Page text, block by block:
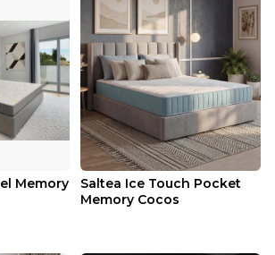
Memory
Saltea Ice Touch Pocket
Memory Cocos